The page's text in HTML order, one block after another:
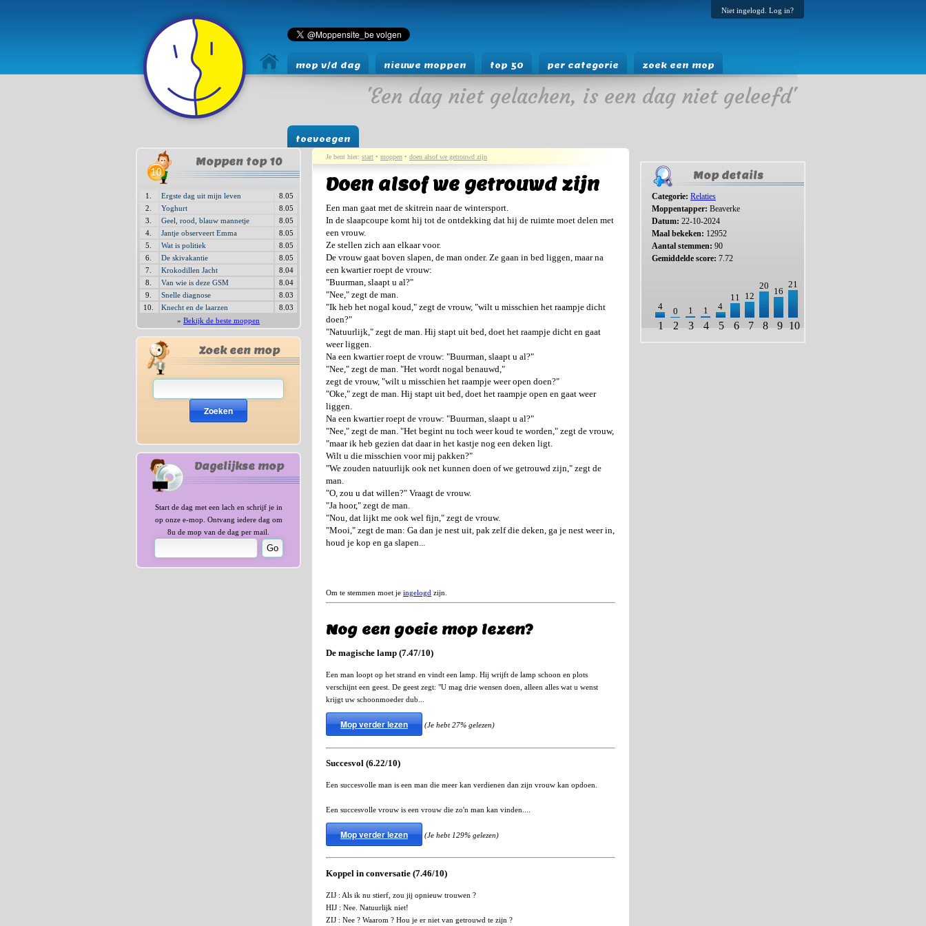
Niet ingelogd. Log in?
mop v/d dag nieuwe moppen top 50 per categorie zoek een mop
toevoegen
'Een dag niet gelachen, is een dag niet geleefd'
Moppen top 10
1. Ergste dag uit mijn leven
8.05
2.
Yoghurt
8.05
3.
Geel, rood, blauw mannetje
8.05
4.
Jantje observeert Emma
8.05
5.
Wat is politiek
8.05
6.
De skivakantie
8.05
7.
Krokodillen Jacht
8.04
8.
Van wie is deze GSM
8.04
9.
Snelle diagnose
8.03
10.
Knecht en de laarzen
8.03
» Bekijk de beste moppen
Zoek een mop
Zoeken
Dagelijkse mop
Start de dag met een lach en schrijf je in
op onze e-mop. Ontvang iedere dag om
8u de mop van de dag per mail.
Je bent hier: start • moppen • doen alsof we getrouwd zijn
Doen alsof we getrouwd zijn
Een man gaat met de skitrein naar de wintersport.
In de slaapcoupe komt hij tot de ontdekking dat hij de ruimte moet delen met
een vrouw.
Ze stellen zich aan elkaar voor.
De vrouw gaat boven slapen, de man onder. Ze gaan in bed liggen, maar na
een kwartier roept de vrouw:
"Buurman, slaapt u al?"
"Nee," zegt de man.
"Ik heb het nogal koud," zegt de vrouw, "wilt u misschien het raampje dicht
doen?"
"Natuurlijk," zegt de man. Hij stapt uit bed, doet het raampje dicht en gaat
weer liggen.
Na een kwartier roept de vrouw: "Buurman, slaapt u al?"
"Nee," zegt de man. "Het wordt nogal benauwd,"
zegt de vrouw, "wilt u misschien het raampje weer open doen?"
"Oke," zegt de man. Hij stapt uit bed, doet het raampje open en gaat weer
liggen.
Na een kwartier roept de vrouw: "Buurman, slaapt u al?"
"Nee," zegt de man. "Het begint nu toch weer koud te worden," zegt de vrouw,
"maar ik heb gezien dat daar in het kastje nog een deken ligt.
Wilt u die misschien voor mij pakken?"
"We zouden natuurlijk ook net kunnen doen of we getrouwd zijn," zegt de
man.
"O, zou u dat willen?" Vraagt de vrouw.
"Ja hoor," zegt de man.
"Nou, dat lijkt me ook wel fijn," zegt de vrouw.
"Mooi," zegt de man: Ga dan je nest uit, pak zelf die deken, ga je nest weer in,
houd je kop en ga slapen...
Om te stemmen moet je ingelogd zijn.
Nog een goeie mop lezen?
De magische lamp (7.47/10)
Een man loopt op het strand en vindt een lamp. Hij wrijft de lamp schoon en plots
verschijnt een geest. De geest zegt: "U mag drie wensen doen, alleen alles wat u wenst
krijgt uw schoonmoeder dub...
Mop verder lezen (Je hebt 27% gelezen)
Succesvol (6.22/10)
Een succesvolle man is een man die meer kan verdienen dan zijn vrouw kan opdoen.
Een succesvolle vrouw is een vrouw die zo'n man kan vinden....
Mop verder lezen (Je hebt 129% gelezen)
Koppel in conversatie (7.46/10)
ZIJ : Als ik nu stierf, zou jij opnieuw trouwen ?
HIJ : Nee. Natuurlijk niet!
ZIJ : Nee ? Waarom ? Hou je er niet van getrouwd te zijn ?
Mop details
Categorie: Relaties
Moppentapper: Beaverke
Datum: 22-10-2024
Maal bekeken: 12952
Aantal stemmen: 90
Gemiddelde score: 7.72
4 0 1 1 4
11 12
20
16
21
1 2 3 4 5 6 7 8 9 10